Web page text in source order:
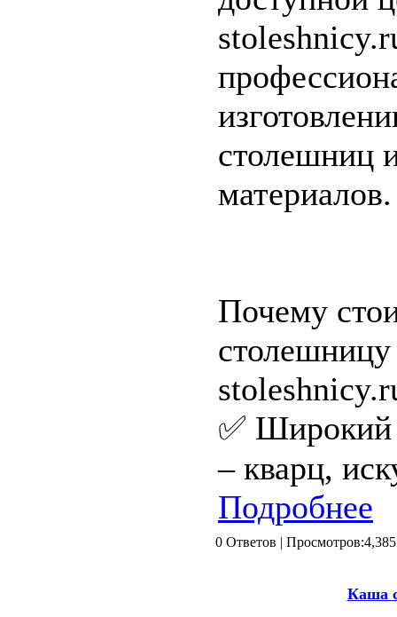
столешниц
материалов.
Почему
✅ Широкий
– кварц,
Подробнее
0 Ответов |
Каша